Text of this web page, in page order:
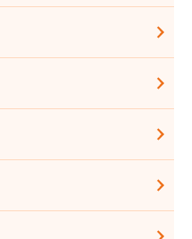
パンガス部
社
合